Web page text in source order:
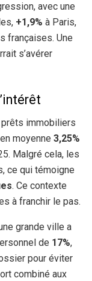
avec une
+1,9% à Paris,
françaises. Une
s’avérer
prêts immobiliers
moyenne 3,25%
Malgré cela, les
ce qui témoigne
. Ce contexte
à franchir le pas.
grande ville a
de 17%,
pour éviter
combiné aux